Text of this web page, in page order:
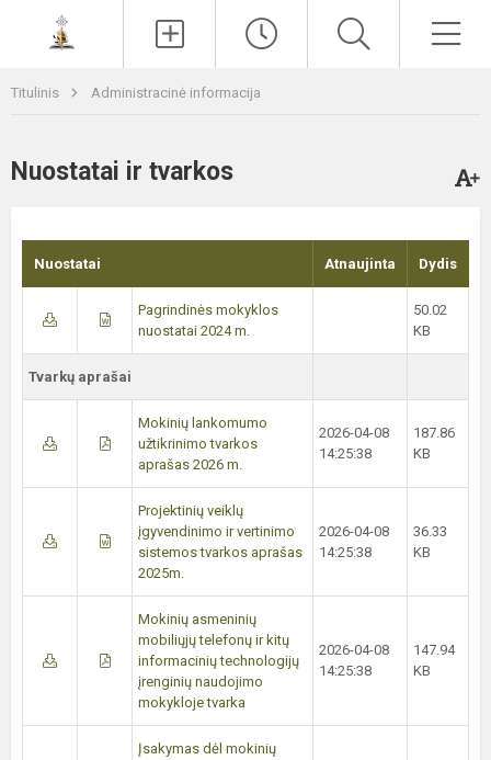
Titulinis Administracinė informacija
Nuostatai ir tvarkos
Nuostatai Atnaujinta Dydis
Pagrindinės mokyklos
nuostatai 2024 m.
50.02
KB
Tvarkų aprašai
Mokinių lankomumo
užtikrinimo tvarkos
aprašas 2026 m.
2026-04-08
14:25:38
187.86
KB
Projektinių veiklų
įgyvendinimo ir vertinimo
sistemos tvarkos aprašas
2025m.
2026-04-08
14:25:38
36.33
KB
Mokinių asmeninių
mobiliųjų telefonų ir kitų
informacinių technologijų
įrenginių naudojimo
mokykloje tvarka
2026-04-08
14:25:38
147.94
KB
Įsakymas dėl mokinių